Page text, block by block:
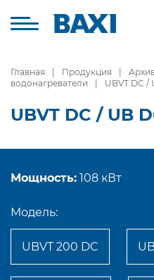
Главная Продукция
водонагреватели
UBVT DC /
UBVT DC / UB
Мощность: 108 кВт
Модель:
UBVT 200 DC